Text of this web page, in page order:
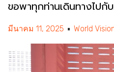
ขอพาทุกท่านเดินทางไปกั
มีนาคม 11, 2025 World